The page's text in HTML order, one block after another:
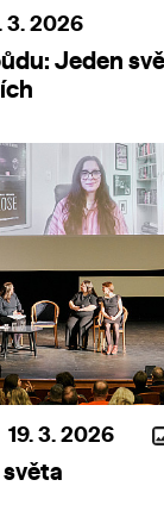
3. 2026
Jeden
19. 3. 2026